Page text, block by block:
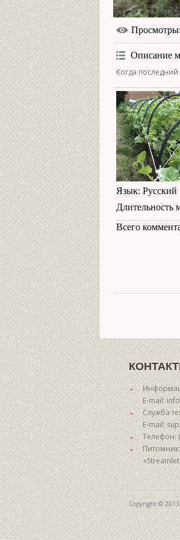
Просмотры
Описание
Когда последний
Язык: Русский
Длительность
Всего
E-mail:
Служба
E-mail:
Телефон:
Питомник:
Copyright ©